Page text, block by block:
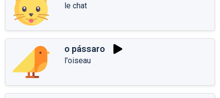
le chat
o pássaro
l'oiseau